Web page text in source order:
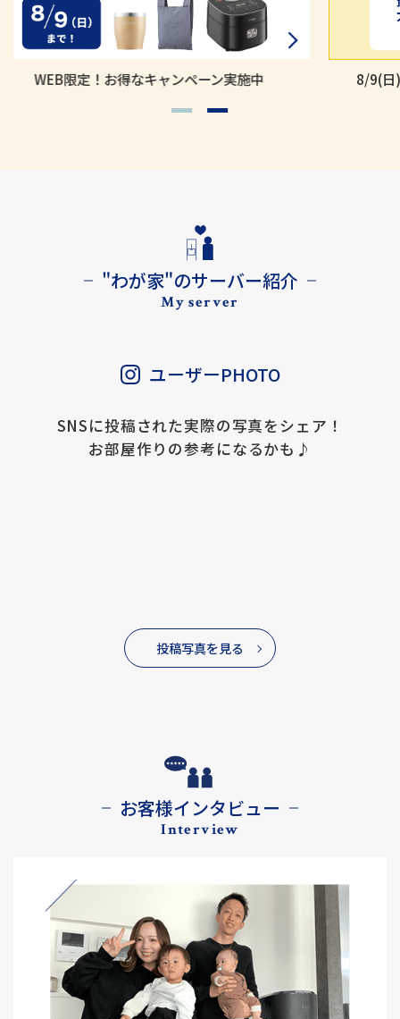
8/9(日)まで！！【他社ご利用中】の方対象
"わが家"のサーバー紹介
My server
ユーザーPHOTO
SNSに投稿された実際の写真をシェア！
お部屋作りの参考になるかも♪
投稿写真を見る
お客様インタビュー
Interview